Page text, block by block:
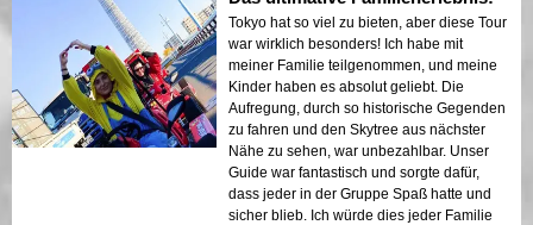
Tokyo hat so viel zu bieten, aber diese Tour
war wirklich besonders! Ich habe mit
meiner Familie teilgenommen, und meine
Kinder haben es absolut geliebt. Die
Aufregung, durch so historische Gegenden
zu fahren und den Skytree aus nächster
Nähe zu sehen, war unbezahlbar. Unser
Guide war fantastisch und sorgte dafür,
dass jeder in der Gruppe Spaß hatte und
sicher blieb. Ich würde dies jeder Familie